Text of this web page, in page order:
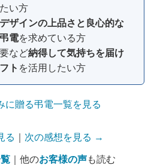
い方
デザインの上品さと良心的な
電を求めている方
など納得して気持ちを届け
ト を活用したい方
に贈る弔電一覧を見る
る 次の感想を見る →
｜他のお客様の声も読む